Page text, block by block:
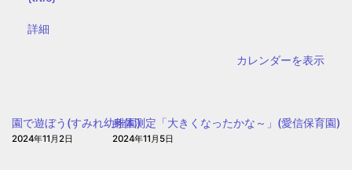
{title}
詳細
カレンダーを表示
園で遊ぼう(すみれ幼稚園)
2024年11月2日
身体測定「大きくなったかな～」(愛信保育園)
2024年11月5日